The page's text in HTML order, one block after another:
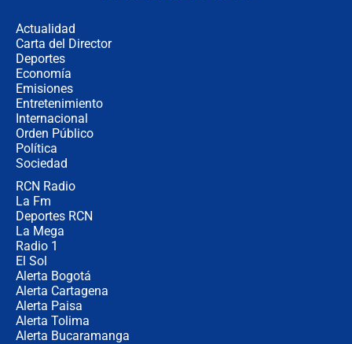
Actualidad
Carta del Director
Deportes
Economía
Emisiones
Entretenimiento
Internacional
Orden Público
Política
Sociedad
RCN Radio
La Fm
Deportes RCN
La Mega
Radio 1
El Sol
Alerta Bogotá
Alerta Cartagena
Alerta Paisa
Alerta Tolima
Alerta Bucaramanga